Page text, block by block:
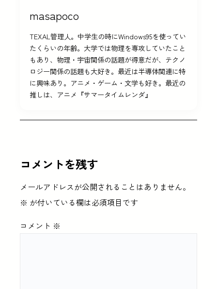
masapoco
TEXAL管理人。中学生の時にWindows95を使ってい
たくらいの年齢。大学では物理を専攻していたこと
もあり、物理・宇宙関係の話題が得意だが、テクノ
ロジー関係の話題も大好き。最近は半導体関連に特
に興味あり。アニメ・ゲーム・文学も好き。最近の
推しは、アニメ『サマータイムレンダ』
コメントを残す
メールアドレスが公開されることはありません。
※ が付いている欄は必須項目です
コメント ※